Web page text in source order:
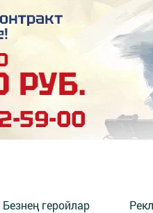
Безнең геройлар